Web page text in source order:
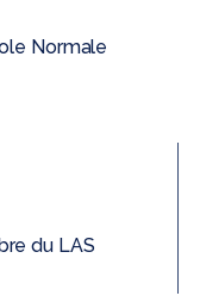
Normale
du LAS